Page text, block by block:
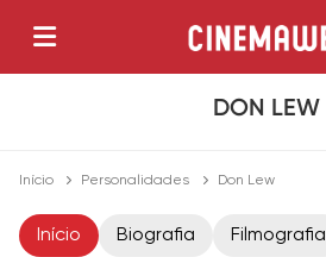
DON LEW
Início Personalidades Don Lew
Início Biografia Filmografia